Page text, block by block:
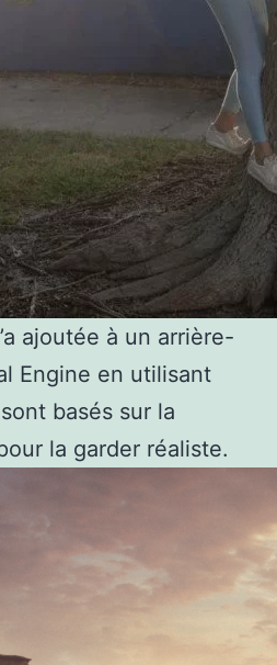
ajoutée à un arrière-
Engine en utilisant
basés sur la
la garder réaliste.